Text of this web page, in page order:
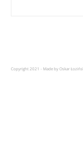
Copyright 2021 - Made by Oskar